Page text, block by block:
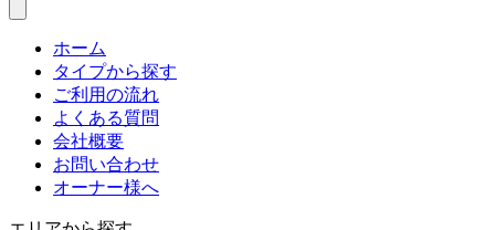
ホーム
タイプから探す
ご利用の流れ
よくある質問
会社概要
お問い合わせ
オーナー様へ